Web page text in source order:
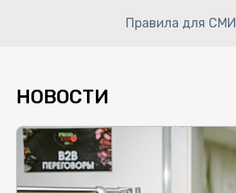
Правила для СМИ
НОВОСТИ